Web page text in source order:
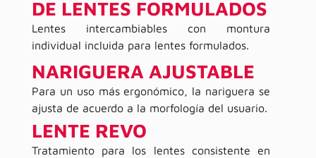
DE LENTES FORMULADOS
Lentes intercambiables con montura
individual incluida para lentes formulados.
NARIGUERA AJUSTABLE
Para un uso más ergonómico, la nariguera se
ajusta de acuerdo a la morfología del usuario.
LENTE REVO
Tratamiento para los lentes consistente en